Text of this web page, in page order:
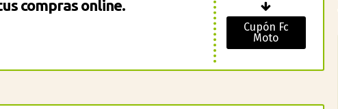
compras online.
Cupón Fc
Moto